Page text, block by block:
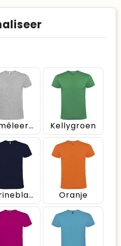
Gemêleerd grijs Kellygroen
Marineblauw Oranje